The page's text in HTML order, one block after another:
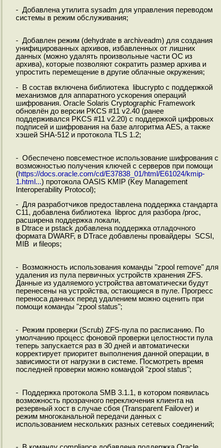
- Добавлена утилита sysadm для управления переводом
системы в режим обслуживания;
- Добавлен режим (dehydrate в archiveadm) для создания
унифицированных архивов, избавленных от лишних
данных (можно удалять произвольные части ОС из
архива), которые позволяют сократить размер архива и
упростить перемещение в другие облачные окружения;
- В состав включена библиотека libucrypto с поддержкой
механизмов для аппаратного ускорения операций
шифрования. Oracle Solaris Cryptographic Framework
обновлён до версии PKCS #11 v2.40 (ранее
поддерживался PKCS #11 v2.20) с поддержкой цифровых
подписей и шифрования на базе алгоритма AES, а также
хэшей SHA-512 и протокола TLS 1.2;
- Обеспечено повсеместное использование шифрования с
возможностью получения ключей с серверов при помощи
(https://docs.oracle.com/cd/E37838_01/html/E61024/kmip-
1.html...) протокола OASIS KMIP (Key Management
Interoperability Protocol);
- Для разработчиков предоставлена поддержка стандарта
C11, добавлена библиотека libproc для разбора /proc,
расширена поддержка локали,
в Dtrace и pstack добавлена поддержка отладочного
формата DWARF, в DTrace добавлены провайдеры SCSI,
MIB и fileops;
- Возможность использования команды "zpool remove" для
удаления из пула первичных устройств хранения ZFS.
Данные из удаляемого устройства автоматически будут
перенесены на устройства, остающиеся в пуле. Прогресс
переноса данных перед удалением можно оценить при
помощи команды "zpool status";
- Режим проверки (Scrub) ZFS-пула по расписанию. По
умолчанию процесс фоновой проверки целостности пула
теперь запускается раз в 30 дней и автоматически
корректирует приоритет выполнения данной операции, в
зависимости от нагрузки в системе. Посмотреть время
последней проверки можно командой "zpool status";
- Поддержка протокола SMB 3.1.1, в котором появилась
возможность прозрачного переключения клиента на
резервный хост в случае сбоя (Transparent Failover) и
режим многоканальной передачи данных с
использованием нескольких разных сетевых соединений;